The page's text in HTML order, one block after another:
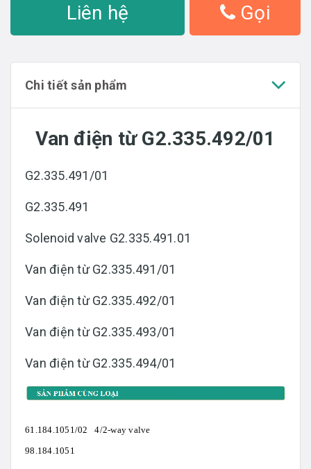
Liên hệ Gọi
Chi tiết sản phẩm
Van điện từ G2.335.492/01
G2.335.491/01
G2.335.491
Solenoid valve G2.335.491.01
Van điện từ G2.335.491/01
Van điện từ G2.335.492/01
Van điện từ G2.335.493/01
Van điện từ G2.335.494/01
61.184.1051/02 4/2-way valve
98.184.1051